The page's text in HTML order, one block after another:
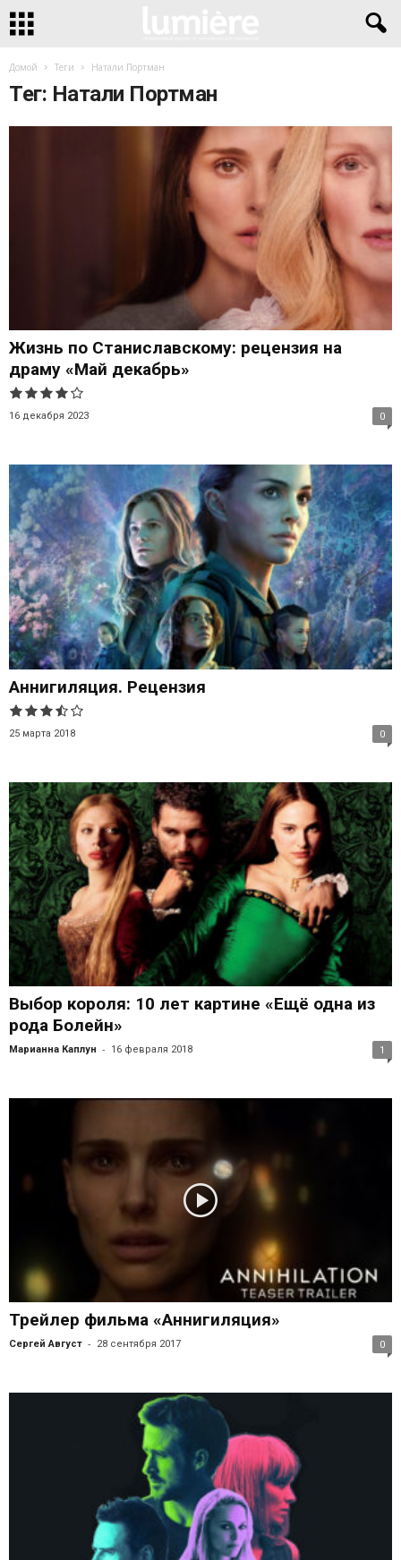
Домой Теги Натали Портман
Тег: Натали Портман
Жизнь по Станиславскому: рецензия на
драму «Май декабрь»
16 декабря 2023 0
Аннигиляция. Рецензия
25 марта 2018 0
Выбор короля: 10 лет картине «Ещё одна из
рода Болейн»
Марианна Каплун - 16 февраля 2018 1
Трейлер фильма «Аннигиляция»
Сергей Август - 28 сентября 2017 0